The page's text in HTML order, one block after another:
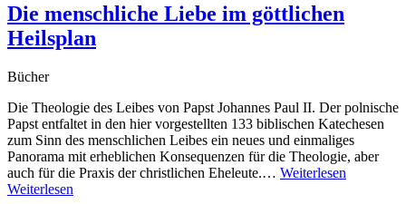
Die menschliche Liebe im göttlichen
Heilsplan
Bücher
Die Theologie des Leibes von Papst Johannes Paul II. Der polnische
Papst entfaltet in den hier vorgestellten 133 biblischen Katechesen
zum Sinn des menschlichen Leibes ein neues und einmaliges
Panorama mit erheblichen Konsequenzen für die Theologie, aber
auch für die Praxis der christlichen Eheleute.… Weiterlesen
Weiterlesen